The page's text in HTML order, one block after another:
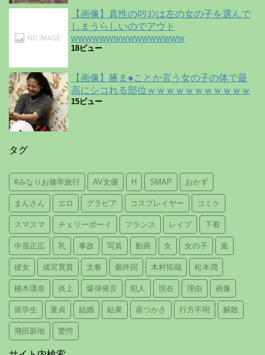
【画像】真性のﾛﾘｺﾝは左の女の子を選んで
しまうらしいのでアウト
wwwwwwwwwwwwwwww
18ビュー
【画像】腋ま●ことか言う女の子の体で最
高にシコれる部位ｗｗｗｗｗｗｗｗｗｗｗ
15ビュー
タグ
#みなりお修学旅行 AV女優 H SMAP おかず
まんさん エロ グラビア コスプレイヤー コミケ
スマスマ チェリーボーイ フランス レイプ 下着
中居正広 乳 事故 写真 動画 女 女の子 嵐
彼女 成宮寛貴 文春 最終回 木村拓哉 松本潤
橋本環奈 炎上 爆弾発言 犯人 現在 理由 画像
留学生 童貞 結婚 結果 葵つかさ 行方不明 解散
飛田新地 驚愕